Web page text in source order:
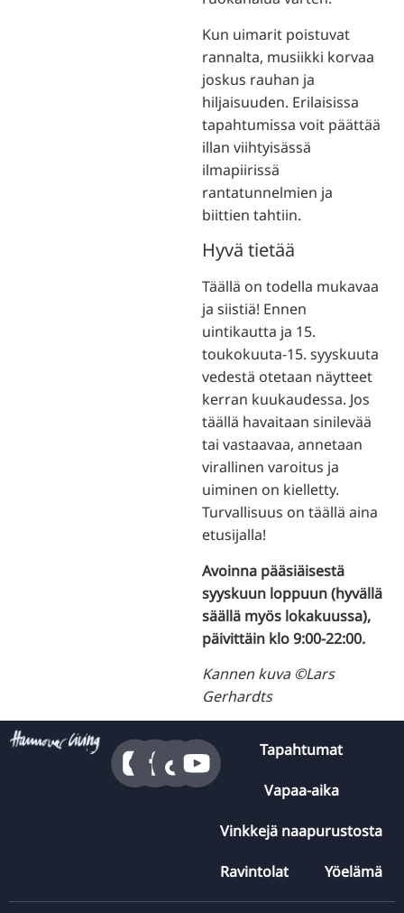
Kun uimarit poistuvat
rannalta, musiikki korvaa
joskus rauhan ja
hiljaisuuden. Erilaisissa
tapahtumissa voit päättää
illan viihtyisässä
ilmapiirissä
rantatunnelmien ja
biittien tahtiin.
Hyvä tietää
Täällä on todella mukavaa
ja siistiä! Ennen
uintikautta ja 15.
toukokuuta-15. syyskuuta
vedestä otetaan näytteet
kerran kuukaudessa. Jos
täällä havaitaan sinilevää
tai vastaavaa, annetaan
virallinen varoitus ja
uiminen on kielletty.
Turvallisuus on täällä aina
etusijalla!
Avoinna pääsiäisestä
syyskuun loppuun (hyvällä
säällä myös lokakuussa),
päivittäin klo 9:00-22:00.
Kannen kuva ©Lars
Gerhardts
Tapahtumat
Vapaa-aika
Vinkkejä naapurustosta
Ravintolat Yöelämä